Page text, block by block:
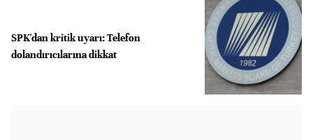
SPK'dan kritik uyarı: Telefon
dolandırıcılarına dikkat